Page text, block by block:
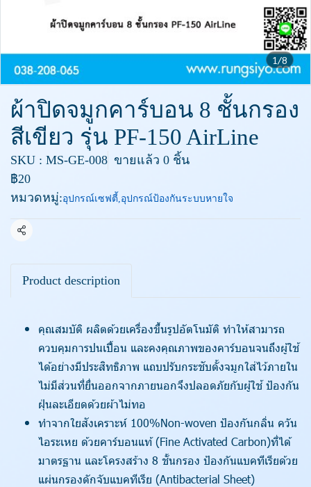
1/8
ผ้าปิดจมูกคาร์บอน 8 ชั้นกรอง
สีเขียว รุ่น PF-150 AirLine
SKU : MS-GE-008 ขายแล้ว 0 ชิ้น
฿20
หมวดหมู่:อุปกรณ์เซฟตี้,อุปกรณ์ป้องกันระบบหายใจ
แชร์
Product description
คุณสมบัติ ผลิตด้วยเครื่องขึ้นรูปอัตโนมัติ ทำให้สามารถ
ควบคุมการปนเปื้อน และคงคุณภาพของคาร์บอนจนถึงผู้ใช้
ได้อย่างมีประสิทธิภาพ แถบปรับกระชับดั้งจมูกใส่ไว้ภายใน
ไม่มีส่วนที่ยื่นออกจากภายนอกจึงปลอดภัยกับผู้ใช้ ป้องกัน
ฝุ่นละเอียดด้วยผ้าไม่ทอ
ทำจากใยสังเคราะห์ 100%Non-woven ป้องกันกลิ่น ควัน
ไอระเหย ด้วยคาร์บอนแท้ (Fine Activated Carbon)ที่ได้
มาตรฐาน และโครงสร้าง 8 ชั้นกรอง ป้องกันแบคทีเรียด้วย
แผ่นกรองดักจับแบคทีเรีย (Antibacterial Sheet)